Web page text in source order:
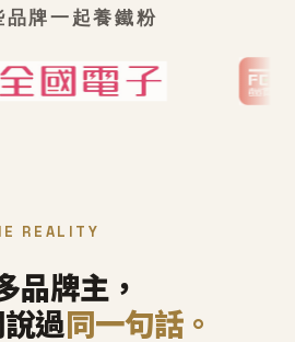
品牌一起養鐵粉
REALITY
品牌主，
過同一句話。